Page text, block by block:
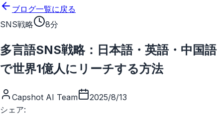
メインコンテンツにスキップ
ブログ一覧に戻る
SNS戦略
8分
多言語SNS戦略：日本語・英語・中国語
で世界1億人にリーチする方法
Capshot AI Team
2025/8/13
シェア: